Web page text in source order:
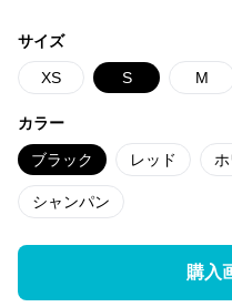
サイズ
XS S M
カラー
ブラック レッド
シャンパン
購入